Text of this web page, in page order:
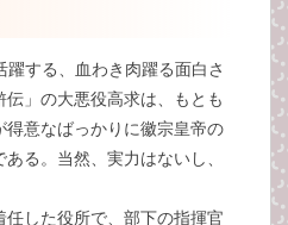
する、血わき肉躍る面白さ
」の大悪役高求は、もとも
得意なばっかりに徽宗皇帝の
る。当然、実力はないし、
した役所で、部下の指揮官